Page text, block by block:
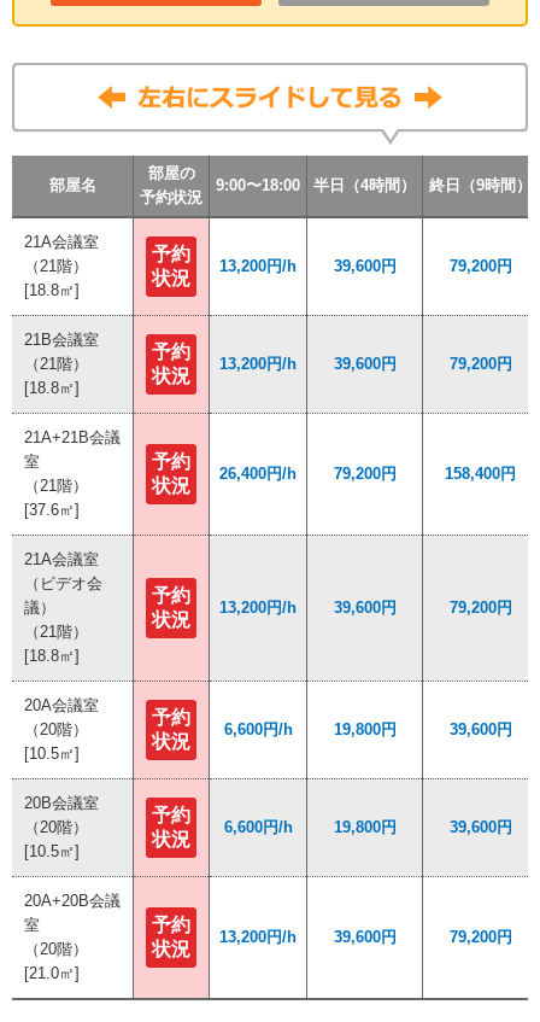
部屋名
部屋の
予約状況
9:00〜18:00 半日（4時間） 終日（9時間）
部屋名
部屋の
予約状況
9:00〜18:00 半日（4時間） 終日（9時間）
部屋名
部屋の
予約状況
9:00〜18:00 半日（4時間） 終日（9時間）
21A会議室
（21階）
[18.8㎡]
予約
状況
13,200円/h 39,600円 79,200円
21B会議室
（21階）
[18.8㎡]
予約
状況
13,200円/h 39,600円 79,200円
21A+21B会議
室
（21階）
[37.6㎡]
予約
状況
26,400円/h 79,200円 158,400円
21A会議室
（ビデオ会
議）
（21階）
[18.8㎡]
予約
状況
13,200円/h 39,600円 79,200円
20A会議室
（20階）
[10.5㎡]
予約
状況
6,600円/h 19,800円 39,600円
20B会議室
（20階）
[10.5㎡]
予約
状況
6,600円/h 19,800円 39,600円
20A+20B会議
室
（20階）
[21.0㎡]
予約
状況
13,200円/h 39,600円 79,200円
部屋名
部屋の
予約状況
9:00〜18:00 半日（4時間） 終日（9時間）
21A会議室
（21階）
[18.8㎡]
予約
状況
13,200円/h 39,600円 79,200円
21B会議室
（21階）
[18.8㎡]
予約
状況
13,200円/h 39,600円 79,200円
21A+21B会議
室
（21階）
[37.6㎡]
予約
状況
26,400円/h 79,200円 158,400円
21A会議室
（ビデオ会
議）
（21階）
[18.8㎡]
予約
状況
13,200円/h 39,600円 79,200円
20A会議室
（20階）
[10.5㎡]
予約
状況
6,600円/h 19,800円 39,600円
20B会議室
（20階）
[10.5㎡]
予約
状況
6,600円/h 19,800円 39,600円
20A+20B会議
室
（20階）
[21.0㎡]
予約
状況
13,200円/h 39,600円 79,200円